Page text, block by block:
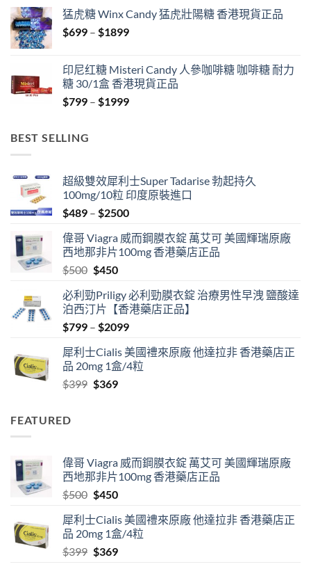
through
$1849
猛虎糖 Winx Candy 猛虎壯陽糖 香港現貨正品
$699 – $1899Price
through
$1899
印尼红糖 Misteri Candy 人參咖啡糖 咖啡糖 耐力
糖 30/1盒 香港現貨正品
$799 – $1999Price
BEST SELLING
超級雙效犀利士Super Tadarise 勃起持久
100mg/10粒 印度原裝進口
$489 – $2500Price
$489
through
偉哥 Viagra 威而鋼膜衣錠 萬艾可 美國輝瑞原廠
西地那非片100mg 香港藥店正品
$500 Original
was:
$500.
$450Current
is:
$450.
必利勁Priligy 必利勁膜衣錠 治療男性早洩 鹽酸達
泊西汀片【香港藥店正品】
$799 – $2099Price
$799
through
犀利士Cialis 美國禮來原廠 他達拉非 香港藥店正
品 20mg 1盒/4粒
$399 Original
$369Current
FEATURED
偉哥 Viagra 威而鋼膜衣錠 萬艾可 美國輝瑞原廠
西地那非片100mg 香港藥店正品
$500 Original
was:
$500.
$450Current
is:
$450.
犀利士Cialis 美國禮來原廠 他達拉非 香港藥店正
品 20mg 1盒/4粒
$399 Original
$369Current